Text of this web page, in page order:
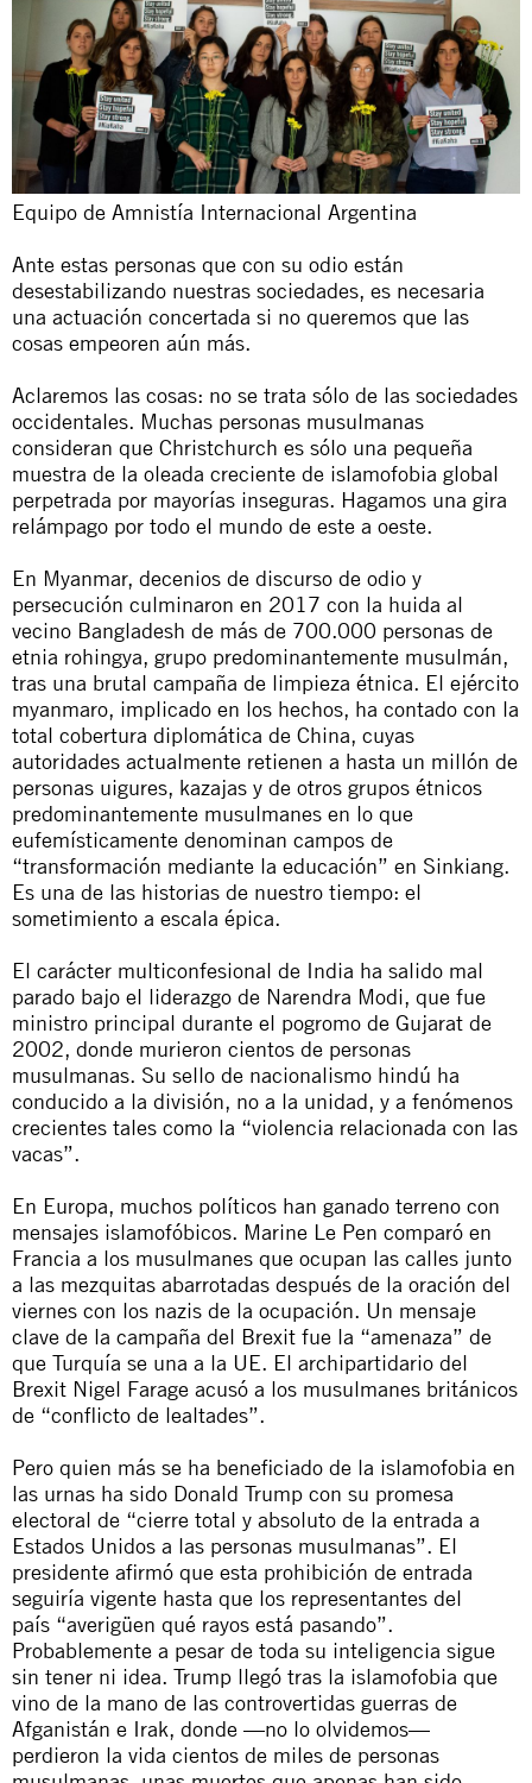
Equipo de Amnistía Internacional Argentina
Ante estas personas que con su odio están
desestabilizando nuestras sociedades, es necesaria
una actuación concertada si no queremos que las
cosas empeoren aún más.
Aclaremos las cosas: no se trata sólo de las sociedades
occidentales. Muchas personas musulmanas
consideran que Christchurch es sólo una pequeña
muestra de la oleada creciente de islamofobia global
perpetrada por mayorías inseguras. Hagamos una gira
relámpago por todo el mundo de este a oeste.
En Myanmar, decenios de discurso de odio y
persecución culminaron en 2017 con la huida al
vecino Bangladesh de más de 700.000 personas de
etnia rohingya, grupo predominantemente musulmán,
tras una brutal campaña de limpieza étnica. El ejército
myanmaro, implicado en los hechos, ha contado con la
total cobertura diplomática de China, cuyas
autoridades actualmente retienen a hasta un millón de
personas uigures, kazajas y de otros grupos étnicos
predominantemente musulmanes en lo que
eufemísticamente denominan campos de
“transformación mediante la educación” en Sinkiang.
Es una de las historias de nuestro tiempo: el
sometimiento a escala épica.
El carácter multiconfesional de India ha salido mal
parado bajo el liderazgo de Narendra Modi, que fue
ministro principal durante el pogromo de Gujarat de
2002, donde murieron cientos de personas
musulmanas. Su sello de nacionalismo hindú ha
conducido a la división, no a la unidad, y a fenómenos
crecientes tales como la “violencia relacionada con las
vacas”.
En Europa, muchos políticos han ganado terreno con
mensajes islamofóbicos. Marine Le Pen comparó en
Francia a los musulmanes que ocupan las calles junto
a las mezquitas abarrotadas después de la oración del
viernes con los nazis de la ocupación. Un mensaje
clave de la campaña del Brexit fue la “amenaza” de
que Turquía se una a la UE. El archipartidario del
Brexit Nigel Farage acusó a los musulmanes británicos
de “conflicto de lealtades”.
Pero quien más se ha beneficiado de la islamofobia en
las urnas ha sido Donald Trump con su promesa
electoral de “cierre total y absoluto de la entrada a
Estados Unidos a las personas musulmanas”. El
presidente afirmó que esta prohibición de entrada
seguiría vigente hasta que los representantes del
país “averigüen qué rayos está pasando”.
Probablemente a pesar de toda su inteligencia sigue
sin tener ni idea. Trump llegó tras la islamofobia que
vino de la mano de las controvertidas guerras de
Afganistán e Irak, donde —no lo olvidemos—
perdieron la vida cientos de miles de personas